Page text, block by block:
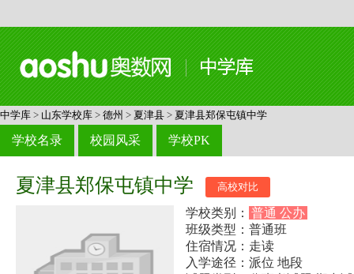
中学库 > 山东学校库 > 德州 > 夏津县 > 夏津县郑保屯镇中学
学校名录 校园风采 学校PK
夏津县郑保屯镇中学 高校对比
学校类别： 普通 公办
班级类型：普通班
住宿情况：走读
入学途径：派位 地段